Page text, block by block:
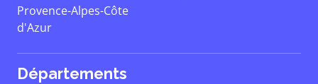
Provence-Alpes-Côte
d'Azur
Départements